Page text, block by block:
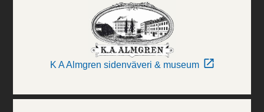
K A Almgren sidenväveri & museum